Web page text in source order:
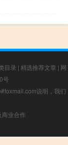
目录 | 精选推荐文章 | 网
号
说明，我们
业合作